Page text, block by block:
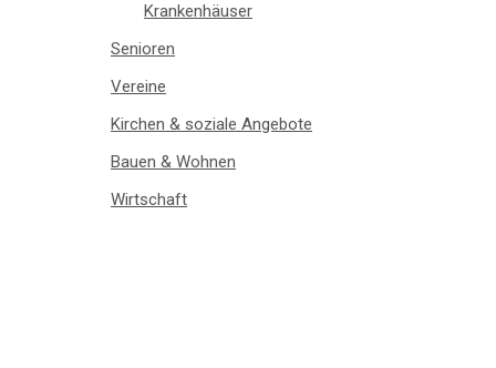
Krankenhäuser
Senioren
Vereine
Kirchen & soziale Angebote
Bauen & Wohnen
Wirtschaft